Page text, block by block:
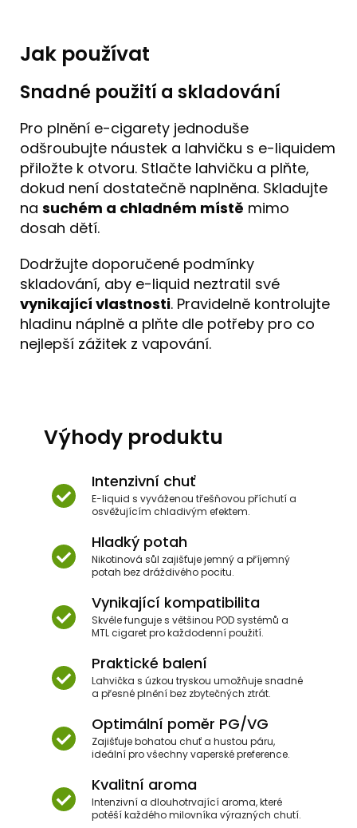
Jak používat
Snadné použití a skladování
Pro plnění e-cigarety jednoduše
odšroubujte náustek a lahvičku s e-liquidem
přiložte k otvoru. Stlačte lahvičku a plňte,
dokud není dostatečně naplněna. Skladujte
na suchém a chladném místě mimo
dosah dětí.
Dodržujte doporučené podmínky
skladování, aby e-liquid neztratil své
vynikající vlastnosti. Pravidelně kontrolujte
hladinu náplně a plňte dle potřeby pro co
nejlepší zážitek z vapování.
Výhody produktu
Intenzivní chuť
E-liquid s vyváženou třešňovou příchutí a
osvěžujícím chladivým efektem.
Hladký potah
Nikotinová sůl zajišťuje jemný a příjemný
potah bez dráždivého pocitu.
Vynikající kompatibilita
Skvěle funguje s většinou POD systémů a
MTL cigaret pro každodenní použití.
Praktické balení
Lahvička s úzkou tryskou umožňuje snadné
a přesné plnění bez zbytečných ztrát.
Optimální poměr PG/VG
Zajišťuje bohatou chuť a hustou páru,
ideální pro všechny vaperské preference.
Kvalitní aroma
Intenzivní a dlouhotrvající aroma, které
potěší každého milovníka výrazných chutí.